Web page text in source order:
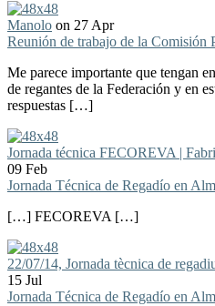
Manolo on 27 Apr
Reunión de trabajo de la Comisión
Me parece importante que tengan
de regantes de la Federación y en
respuestas […]
Jornada técnica FECOREVA |
09 Feb
Jornada Técnica de Regadío en
[…] FECOREVA […]
22/07/14, Jornada tècnica de
15 Jul
Jornada Técnica de Regadío en